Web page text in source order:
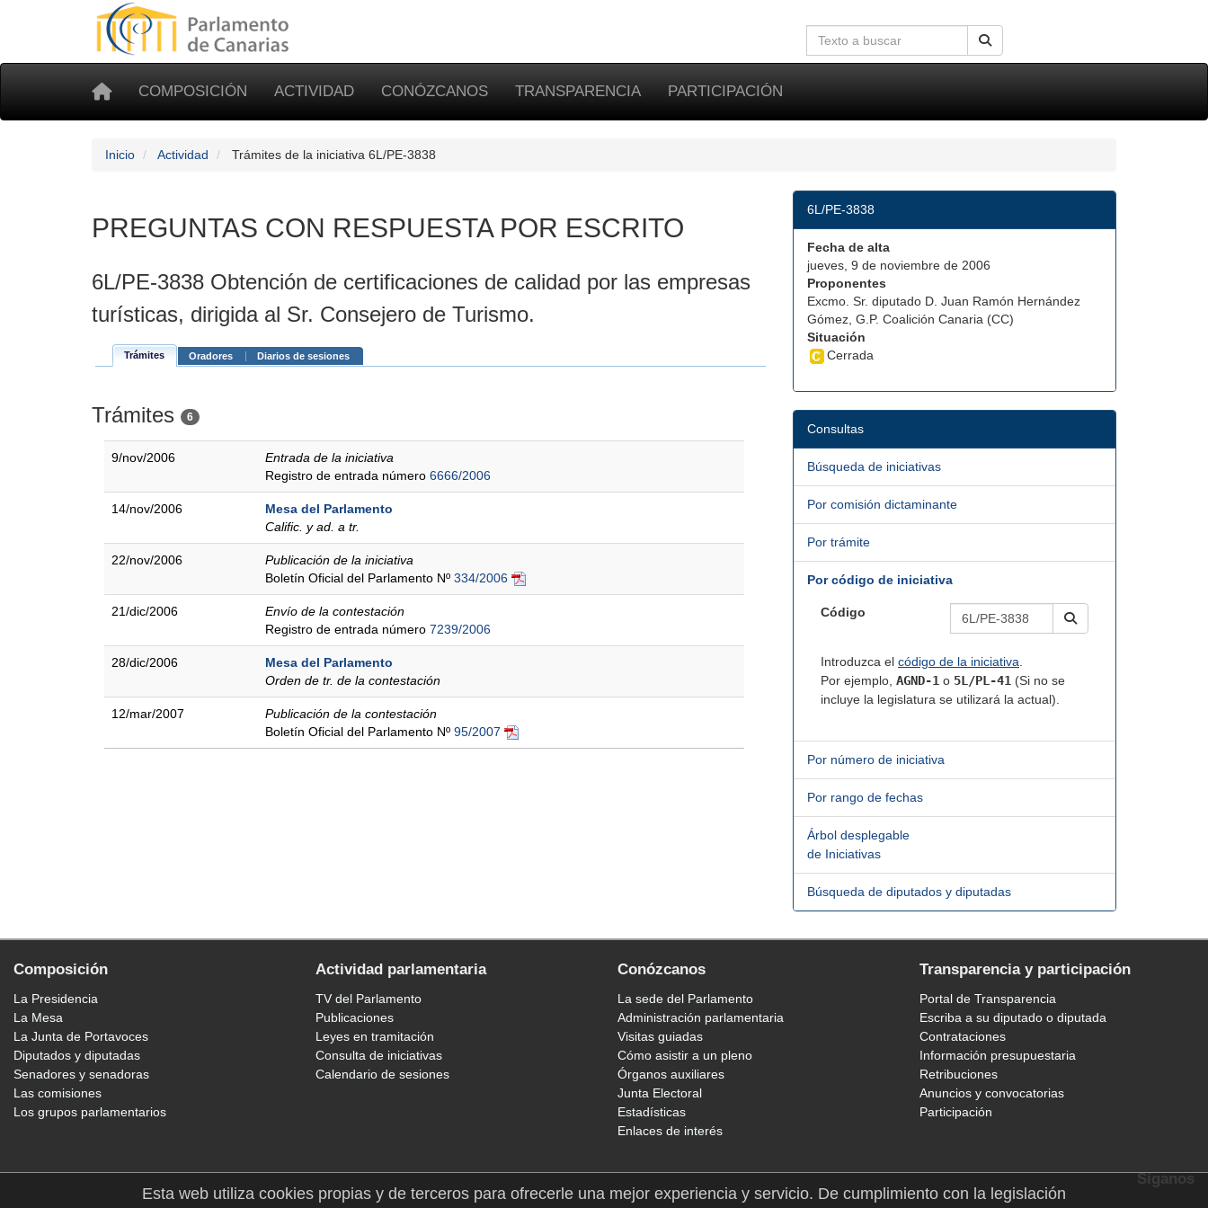
COMPOSICIÓN ACTIVIDAD CONÓZCANOS TRANSPARENCIA PARTICIPACIÓN
Inicio Actividad Trámites de la iniciativa 6L/PE-3838
PREGUNTAS CON RESPUESTA POR ESCRITO
6L/PE-3838 Obtención de certificaciones de calidad por las empresas
turísticas, dirigida al Sr. Consejero de Turismo.
Trámites Oradores Diarios de sesiones
Trámites 6
9/nov/2006
Entrada de la iniciativa
Registro de entrada número 6666/2006
14/nov/2006
Mesa del Parlamento
Calific. y ad. a tr.
22/nov/2006
Publicación de la iniciativa
Boletín Oficial del Parlamento Nº 334/2006
21/dic/2006
Envío de la contestación
Registro de entrada número 7239/2006
28/dic/2006
Mesa del Parlamento
Orden de tr. de la contestación
12/mar/2007
Publicación de la contestación
Boletín Oficial del Parlamento Nº 95/2007
6L/PE-3838
Fecha de alta
jueves, 9 de noviembre de 2006
Proponentes
Excmo. Sr. diputado D. Juan Ramón Hernández
Gómez, G.P. Coalición Canaria (CC)
Situación
Cerrada
Consultas
Búsqueda de iniciativas
Por comisión dictaminante
Por trámite
Por código de iniciativa
Código
Introduzca el código de la iniciativa.
Por ejemplo, AGND-1 o 5L/PL-41 (Si no se
incluye la legislatura se utilizará la actual).
Por número de iniciativa
Por rango de fechas
Árbol desplegable
de Iniciativas
Búsqueda de diputados y diputadas
Composición
La Presidencia
La Mesa
La Junta de Portavoces
Diputados y diputadas
Senadores y senadoras
Las comisiones
Los grupos parlamentarios
Actividad parlamentaria
TV del Parlamento
Publicaciones
Leyes en tramitación
Consulta de iniciativas
Calendario de sesiones
Conózcanos
La sede del Parlamento
Administración parlamentaria
Visitas guiadas
Cómo asistir a un pleno
Órganos auxiliares
Junta Electoral
Estadísticas
Enlaces de interés
Transparencia y participación
Portal de Transparencia
Escriba a su diputado o diputada
Contrataciones
Información presupuestaria
Retribuciones
Anuncios y convocatorias
Participación
Síganos
Esta web utiliza cookies propias y de terceros para ofrecerle una mejor experiencia y servicio. De cumplimiento con la legislación